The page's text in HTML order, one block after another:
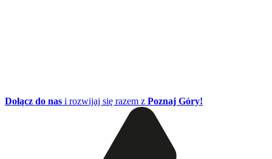
Dołącz do nas i rozwijaj się razem z Poznaj Góry!